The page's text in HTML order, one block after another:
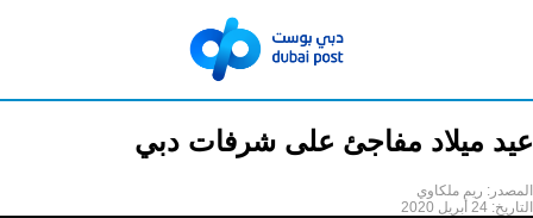
عيد ميلاد مفاجئ على شرفات دبي
المصدر: ريم ملكاوي
التاريخ: 24 أبريل 2020